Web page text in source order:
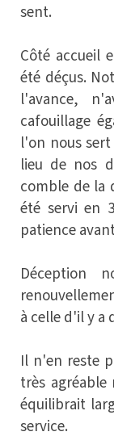
sent.
Côté accueil
été déçus.
l'avance,
cafouillage
l'on nous
lieu de nos
comble de la
été servi en
patience
Déception
à celle d'il y a
Il n'en reste
très
équilibrait
service.